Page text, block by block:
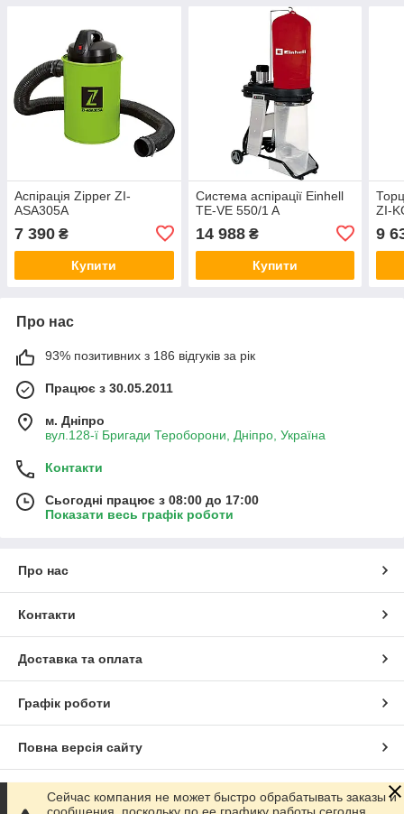
Аспірація Zipper ZI-
ASA305A
7 390 ₴
Купити
Система аспірації Einhell
TE-VE 550/1 A
14 988₴
Купити
ZI-
9
Про нас
93% позитивних з 186 відгуків за рік
Працює з 30.05.2011
м. Дніпро
вул.128-ї Бригади Тероборони, Дніпро, Україна
Контакти
Сьогодні працює з 08:00 до 17:00
Показати весь графік роботи
Про нас
Контакти
Доставка та оплата
Графік роботи
Повна версія сайту
Сайт створено на маркетплейсі Prom.ua
Сейчас компания не может быстро обрабатывать заказы и